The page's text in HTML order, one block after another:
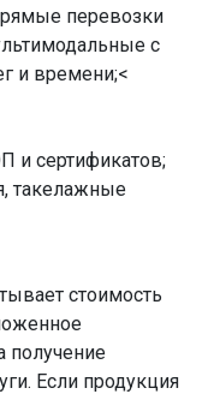
перевозки
с
и времени;<
и сертификатов;
такелажные
стоимость
получение
Если продукция